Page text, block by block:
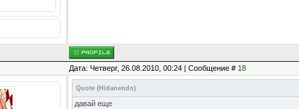
Дата: Четверг, 26.08.2010, 00:24 | Сообщение # 18
Quote ( Hidanendo)
давай еще